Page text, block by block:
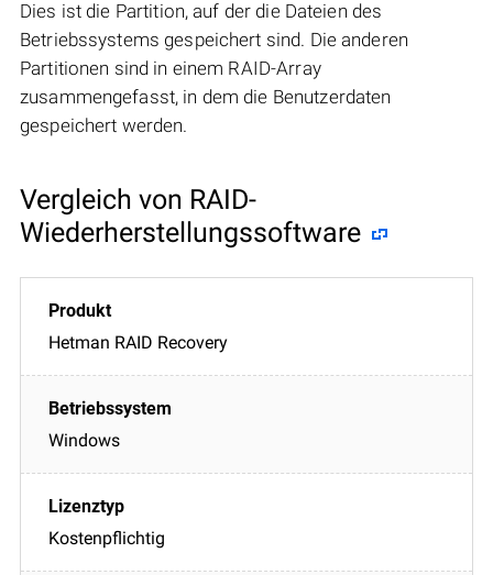
Dies ist die Partition, auf der die Dateien des
Betriebssystems gespeichert sind. Die anderen
Partitionen sind in einem RAID-Array
zusammengefasst, in dem die Benutzerdaten
gespeichert werden.
Vergleich von RAID-
Wiederherstellungssoftware
Hetman RAID Recovery
Windows
Kostenpflichtig